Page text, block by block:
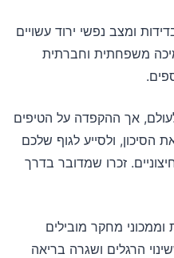
ומצב נפשי ירוד עשויים
משפחתית וחברתית
אך ההקפדה על הטיפים
הסיכון, ולסייע לגוף שלכם
זכרו שמדובר בדרך
וממכוני מחקר מובילים
הרגלים ושגרה בריאה